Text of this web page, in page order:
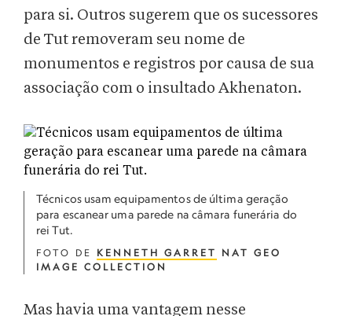
para si. Outros sugerem que os sucessores
de Tut removeram seu nome de
monumentos e registros por causa de sua
associação com o insultado Akhenaton.
Técnicos usam equipamentos de última geração
para escanear uma parede na câmara funerária do
rei Tut.
FOTO DE KENNETH GARRET
NAT GEO
IMAGE COLLECTION
Mas havia uma vantagem nesse